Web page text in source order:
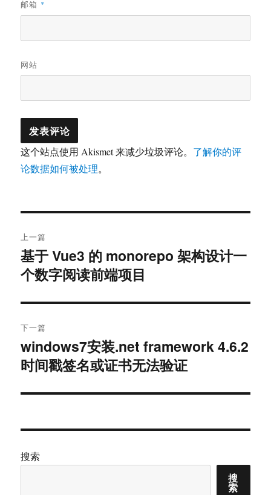
邮箱 *
网站
这个站点使用 Akismet 来减少垃圾评论。 了解你的评
论数据如何被处理。
章
导
航
上一篇
上
篇
章：
基于 Vue3 的 monorepo 架构设计一
个数字阅读前端项目
下一篇
下
篇
章：
windows7安装.net framework 4.6.2
时间戳签名或证书无法验证
搜索
搜
索